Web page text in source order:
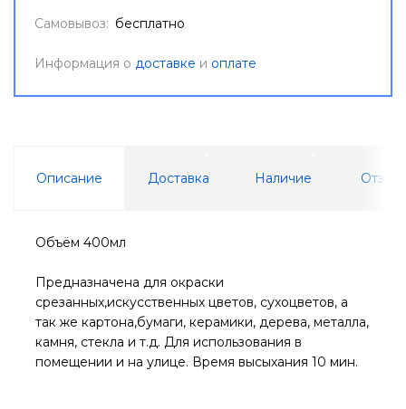
Самовывоз: бесплатно
Информация о доставке и оплате
Описание Доставка Наличие
Объём 400мл
Предназначена для окраски
срезанных,искусственных цветов, сухоцветов, а
так же картона,бумаги, керамики, дерева, металла,
камня, стекла и т.д. Для использования в
помещении и на улице. Время высыхания 10 мин.